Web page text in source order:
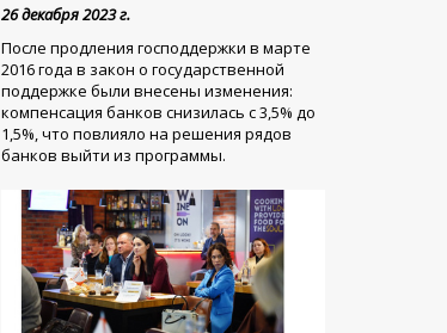
26 декабря 2023 г.
После продления господдержки в марте
2016 года в закон о государственной
поддержке были внесены изменения:
компенсация банков снизилась с 3,5% до
1,5%, что повлияло на решения рядов
банков выйти из программы.